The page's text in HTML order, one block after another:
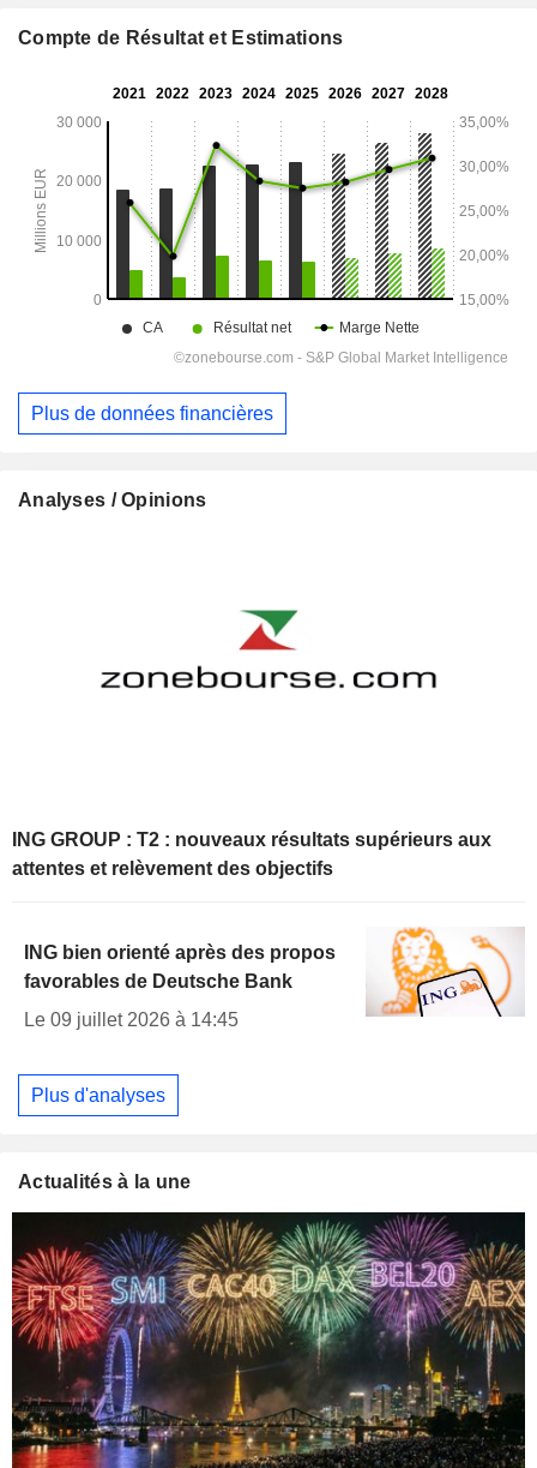
Compte de Résultat et Estimations
Plus de données financières
Analyses / Opinions
ING GROUP : T2 : nouveaux résultats supérieurs aux
attentes et relèvement des objectifs
ING bien orienté après des propos
favorables de Deutsche Bank
Le 09 juillet 2026 à 14:45
Plus d'analyses
Actualités à la une